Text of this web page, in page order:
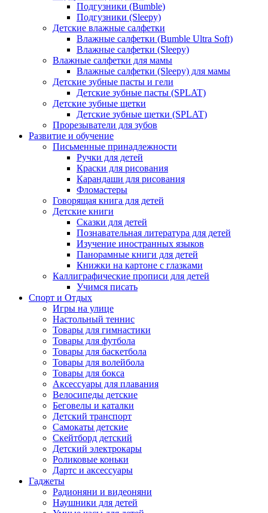
Подгузники (Bumble)
Подгузники (Sleepy)
Детские влажные салфетки
Влажные салфетки (Bumble Ultra Soft)
Влажные салфетки (Sleepy)
Влажные салфетки для мамы
Влажные салфетки (Sleepy) для мамы
Детские зубные пасты и гели
Детские зубные пасты (SPLAT)
Детские зубные щетки
Детские зубные щетки (SPLAT)
Прорезыватели для зубов
Развитие и обучение
Письменные принадлежности
Ручки для детей
Краски для рисования
Карандаши для рисования
Фломастеры
Говорящая книга для детей
Детские книги
Сказки для детей
Познавательная литература для детей
Изучение иностранных языков
Панорамные книги для детей
Книжки на картоне с глазками
Каллиграфические прописи для детей
Учимся писать
Спорт и Отдых
Игры на улице
Настольный теннис
Товары для гимнастики
Товары для футбола
Товары для баскетбола
Товары для волейбола
Товары для бокса
Аксессуары для плавания
Велосипеды детские
Беговелы и каталки
Детский транспорт
Самокаты детские
Скейтборд детский
Детский электрокары
Роликовые коньки
Дартс и аксессуары
Гаджеты
Радионяни и видеоняни
Наушники для детей